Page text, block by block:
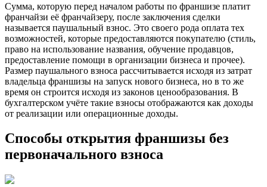
Сумма, которую перед началом работы по франшизе платит
франчайзи её франчайзеру, после заключения сделки
называется паушальный взнос. Это своего рода оплата тех
возможностей, которые предоставляются покупателю (стиль,
право на использование названия, обучение продавцов,
предоставление помощи в организации бизнеса и прочее).
Размер паушального взноса рассчитывается исходя из затрат
владельца франшизы на запуск нового бизнеса, но в то же
время он строится исходя из законов ценообразования. В
бухгалтерском учёте такие взносы отображаются как доходы
от реализации или операционные доходы.
Способы открытия франшизы без
первоначального взноса